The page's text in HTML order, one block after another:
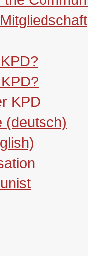
KPD
(deutsch)